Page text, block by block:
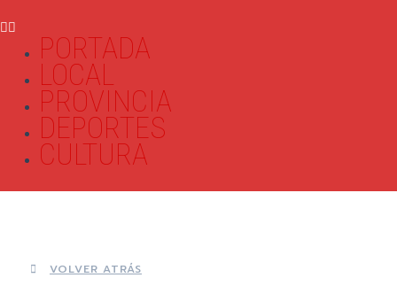
PORTADA
LOCAL
PROVINCIA
DEPORTES
CULTURA
VOLVER ATRÁS